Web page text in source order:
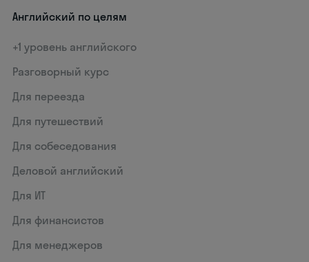
Английский по целям
+1 уровень английского
Разговорный курс
Для переезда
Для путешествий
Для собеседования
Деловой английский
Для ИТ
Для финансистов
Для менеджеров